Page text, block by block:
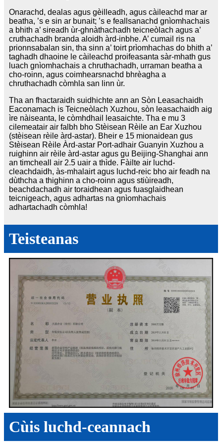
Onarachd, dealas agus gèilleadh, agus càileachd mar ar
beatha, ’s e sin ar bunait; ’s e feallsanachd gnìomhachais
a bhith a’ sireadh ùr-ghnàthachadh teicneòlach agus a’
cruthachadh branda aloidh àrd-inbhe. A’ cumail ris na
prionnsabalan sin, tha sinn a’ toirt prìomhachas do bhith a’
taghadh dhaoine le càileachd proifeasanta sàr-mhath gus
luach gnìomhachais a chruthachadh, urraman beatha a
cho-roinn, agus coimhearsnachd bhrèagha a
chruthachadh còmhla san linn ùr.
Tha an fhactaraidh suidhichte ann an Sòn Leasachaidh
Eaconamach is Teicneòlach Xuzhou, sòn leasachaidh aig
ìre nàiseanta, le còmhdhail leasaichte. Tha e mu 3
cilemeatair air falbh bho Stèisean Rèile an Ear Xuzhou
(stèisean rèile àrd-astar). Bheir e 15 mionaidean gus
Stèisean Rèile Àrd-astar Port-adhair Guanyin Xuzhou a
ruighinn air rèile àrd-astar agus gu Beijing-Shanghai ann
an timcheall air 2.5 uair a thìde. Fàilte air luchd-
cleachdaidh, às-mhalairt agus luchd-reic bho air feadh na
dùthcha a thighinn a cho-roinn agus stiùireadh,
beachdachadh air toraidhean agus fuasglaidhean
teicnigeach, agus adhartas na gnìomhachais
adhartachadh còmhla!
Teisteanas
Cùis luchd-ceannach